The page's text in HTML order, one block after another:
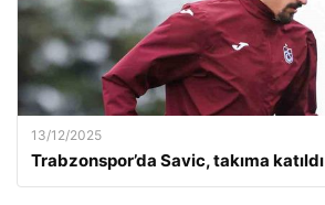
13/12/2025
Trabzonspor’da Savic, takıma katıldı